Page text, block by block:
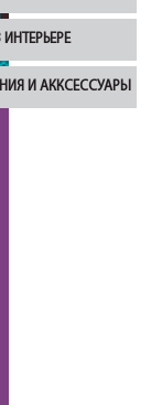
И АККСЕССУАРЫ